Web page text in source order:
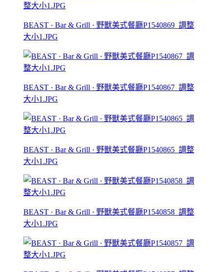
BEAST · Bar & Grill · 野獸美式餐廳P1540869_調整
大小1.JPG
BEAST · Bar & Grill · 野獸美式餐廳P1540867_調整
大小1.JPG
BEAST · Bar & Grill · 野獸美式餐廳P1540865_調整
大小1.JPG
BEAST · Bar & Grill · 野獸美式餐廳P1540858_調整
大小1.JPG